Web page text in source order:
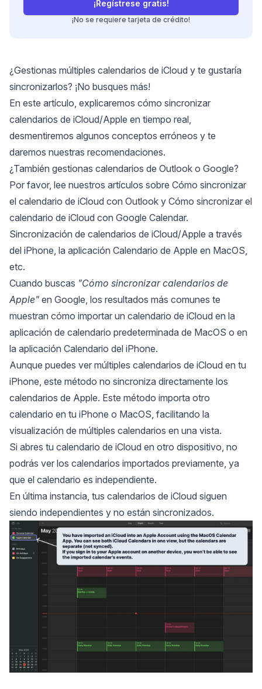
¡Regístrese gratis!
¡No se requiere tarjeta de crédito!
¿Gestionas múltiples calendarios de iCloud y te gustaría
sincronizarlos? ¡No busques más!
En este artículo, explicaremos cómo sincronizar
calendarios de iCloud/Apple en tiempo real,
desmentiremos algunos conceptos erróneos y te
daremos nuestras recomendaciones.
¿También gestionas calendarios de Outlook o Google?
Por favor, lee nuestros artículos sobre Cómo sincronizar
el calendario de iCloud con Outlook y Cómo sincronizar el
calendario de iCloud con Google Calendar.
Sincronización de calendarios de iCloud/Apple a través
del iPhone, la aplicación Calendario de Apple en MacOS,
etc.
Cuando buscas "Cómo sincronizar calendarios de
Apple" en Google, los resultados más comunes te
muestran cómo importar un calendario de iCloud en la
aplicación de calendario predeterminada de MacOS o en
la aplicación Calendario del iPhone.
Aunque puedes ver múltiples calendarios de iCloud en tu
iPhone, este método no sincroniza directamente los
calendarios de Apple. Este método importa otro
calendario en tu iPhone o MacOS, facilitando la
visualización de múltiples calendarios en una vista.
Si abres tu calendario de iCloud en otro dispositivo, no
podrás ver los calendarios importados previamente, ya
que el calendario es independiente.
En última instancia, tus calendarios de iCloud siguen
siendo independientes y no están sincronizados.